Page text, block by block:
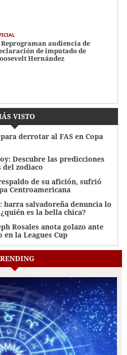
Reprograman audiencia de
de imputado de
Hernández
VISTO
derrotar al FAS en Copa
Descubre las predicciones
del zodiaco
de su afición, sufrió
Centroamericana
barra salvadoreña denuncia lo
es la bella chica?
Rosales anota golazo ante
la Leagues Cup